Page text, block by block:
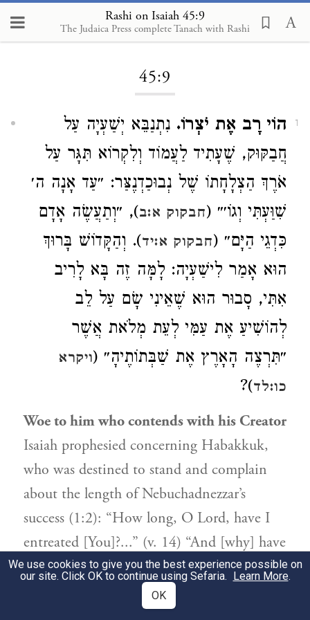
Rashi on Isaiah 45:9
The Judaica Press complete Tanach with Rashi
Loading...
45:9
1 הוֹי רָב אֶת יֹצְרוֹ. נִתְנַבֵּא יְשַׁעְיָה עַל
חֲבַקּוּק, שֶׁעָתִיד לַעֲמוֹד וְלִקְרוֹא תִּגָּר עַל
אֹרֶךְ הַצְלָחָתוֹ שֶׁל נְבוּכַדְנֶצַּר: ״עַד אָנָה ה׳
שִׁוַּעְתִּי וְגוֹ׳״ (חבקוק א:ב), ״וְתַעֲשֶׂה אָדָם
כִּדְגֵי הַיָּם״ (חבקוק א:יד). וְהַקָּדוֹשׁ בָּרוּךְ
הוּא אָמַר לִישַׁעְיָה: לָמָּה זֶה בָּא לָרִיב
אִתִּי, סָבוּר הוּא שֶׁאֵינִי שָׂם עַל לֵב
לְהוֹשִׁיעַ אֶת עַמִּי לְעֵת מְלֹאת אֲשֶׁר
״תִּרְצֶה הָאָרֶץ אֶת שַׁבְּתוֹתֶיהָ״ (ויקרא
כו:לד)?
Woe to him who contends with his Creator
Isaiah prophesied concerning Habakkuk,
who was destined to stand and complain
about the length of Nebuchadnezzar’s
success (1:2): “How long, O Lord, have I
entreated [You]?...” (v. 14) “And [why] have
You made man like the fish of the sea?”
And the Holy One, blessed be He, said to
Isaiah, Why does this one come to contend
We use cookies to give you the best experience possible on
our site. Click OK to continue using Sefaria. Learn More.
OK